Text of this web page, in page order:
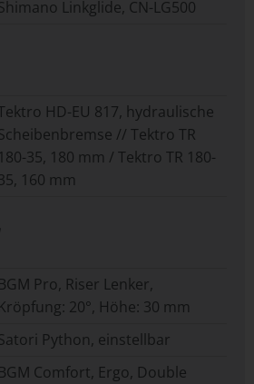
Linkglide, CN-LG500
HD-EU 817, hydraulische
// Tektro TR
180-35, 180 mm / Tektro TR 180-
160 mm
BGM Pro, Riser Lenker,
Kröpfung: 20°, Höhe: 30 mm
Python, einstellbar
BGM Comfort, Ergo, Double